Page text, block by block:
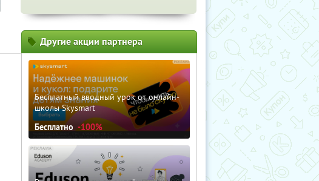
Другие акции партнера
Бесплатный вводный урок от онлайн-
школы Skysmart
Бесплатно -100%